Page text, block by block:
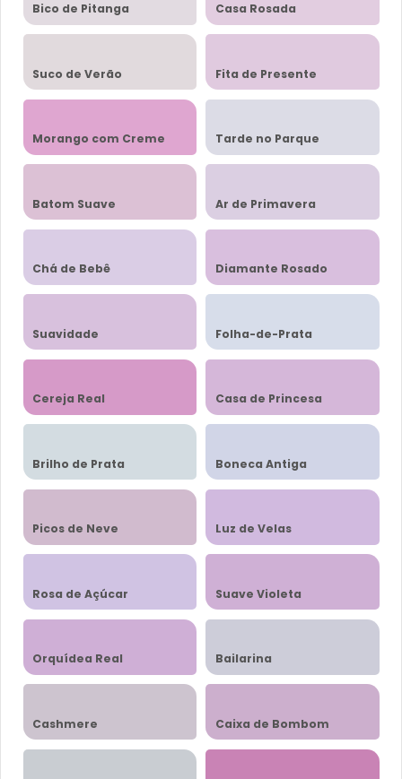
Bico de Pitanga Casa Rosada
Suco de Verão Fita de Presente
Morango com Creme Tarde no Parque
Batom Suave Ar de Primavera
Chá de Bebê Diamante Rosado
Suavidade Folha-de-Prata
Cereja Real Casa de Princesa
Brilho de Prata Boneca Antiga
Picos de Neve Luz de Velas
Rosa de Açúcar Suave Violeta
Orquídea Real Bailarina
Cashmere Caixa de Bombom